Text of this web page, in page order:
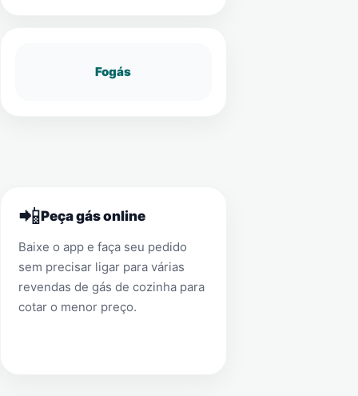
Fogás
📲Peça gás online
Baixe o app e faça seu pedido
sem precisar ligar para várias
revendas de gás de cozinha para
cotar o menor preço.